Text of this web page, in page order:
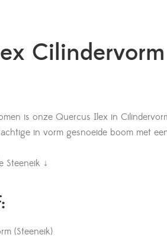
Cilindervorm
is onze Quercus Ilex in
in vorm gesnoeide boom met
Steeneik ↓
(Steeneik)